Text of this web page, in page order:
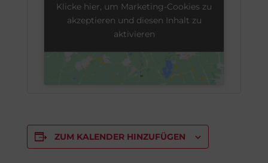
Klicke hier, um Marketing-Cookies zu
akzeptieren und diesen Inhalt zu
aktivieren
ZUM KALENDER HINZUFÜGEN